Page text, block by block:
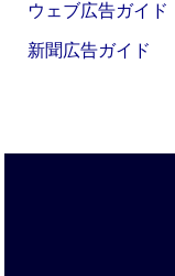
ウェブ広告ガイド
新聞広告ガイド